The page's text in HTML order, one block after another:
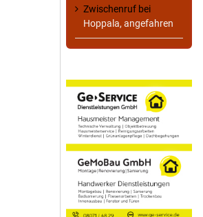
Zwischenruf bei
Hoppala, angefahren